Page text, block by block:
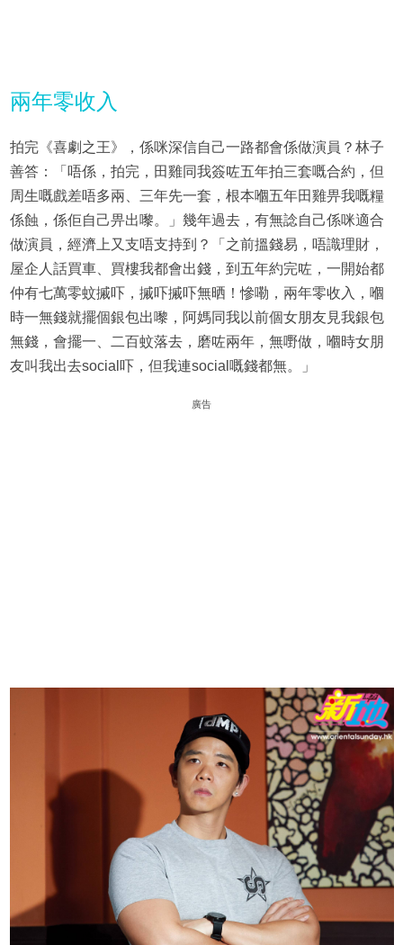
兩年零收入
拍完《喜劇之王》，係咪深信自己一路都會係做演員？林子
善答：「唔係，拍完，田雞同我簽咗五年拍三套嘅合約，但
周生嘅戲差唔多兩、三年先一套，根本嗰五年田雞畀我嘅糧
係蝕，係佢自己畀出嚟。」幾年過去，有無諗自己係咪適合
做演員，經濟上又支唔支持到？「之前搵錢易，唔識理財，
屋企人話買車、買樓我都會出錢，到五年約完咗，一開始都
仲有七萬零蚊摵吓，摵吓摵吓無晒！慘嘞，兩年零收入，嗰
時一無錢就擺個銀包出嚟，阿媽同我以前個女朋友見我銀包
無錢，會擺一、二百蚊落去，磨咗兩年，無嘢做，嗰時女朋
友叫我出去social吓，但我連social嘅錢都無。」
廣告